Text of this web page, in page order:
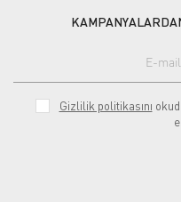
Gizlilik politikasını